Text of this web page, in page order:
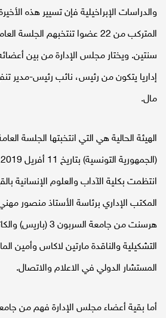
والدراسات الإبراخيلية فإن تسيير هذه
المتركب من 22 عضوا تنتخبهم
سنتين. ويختار مجلس الإدارة من بين
إداريا يتكون من رئيس، نائب رئيس-مدير
مال.
الهيئة الحالية هي التي انتخبتها الجلسة
انتظمت بكلية الآداب والعلوم الإنسانية
المكتب الإداري برئاسة الأستاذ منصور
هرسنت من جامعة السربون
التشكيلية والناقدة مارتين لاكاس وأمين
المستشار الدولي في الاعلام والاتصال.
أما بقية أعضاء مجلس الإدارة فهم من جامعة